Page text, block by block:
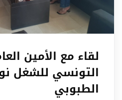
لقاء مع الأمين
التونسي للشغل
الطبوبي